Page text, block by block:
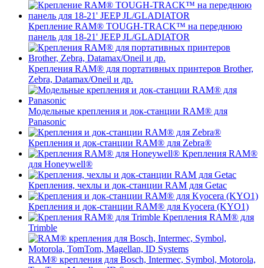
Крепление RAM® TOUGH-TRACK™ на переднюю
панель для 18-21' JEEP JL/GLADIATOR
Крепления RAM® для портативных принтеров Brother,
Zebra, Datamax/Oneil и др.
Модельные крепления и док-станции RAM® для
Panasonic
Крепления и док-станции RAM® для Zebra®
Крепления RAM®
для Honeywell®
Крепления, чехлы и док-станции RAM для Getac
Крепления и док-станции RAM® для Kyocera (KYO1)
Крепления RAM® для
Trimble
RAM® крепления для Bosch, Intermec, Symbol, Motorola,